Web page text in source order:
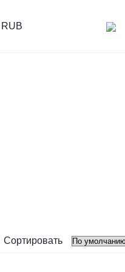
RUB
Сортировать